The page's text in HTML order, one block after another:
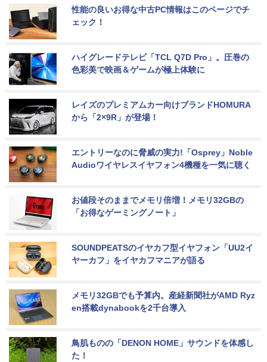
性能の良いお得な中古PC情報はこのページでチ
ェック！
ハイグレードテレビ「TCL Q7D Pro」。圧巻の
色彩美で映画＆ゲームが極上体験に
レイズのプレミアムカー向けブランドHOMURA
から「2×9R」が登場！
エントリーなのに脅威の実力!「Osprey」Noble
Audioワイヤレスイヤフォン4機種を一気に聴く
お値段そのままでメモリ倍増！メモリ32GBの
「お得なゲーミングノート」
SOUNDPEATSのイヤカフ型イヤフォン「UU2イ
ヤーカフ」をイヤカフマニアが語る
メモリ32GBでも予算内。産経新聞社がAMD Ryz
en搭載dynabookを2千台導入
鳥肌ものの「DENON HOME」サウンドを体感し
た！